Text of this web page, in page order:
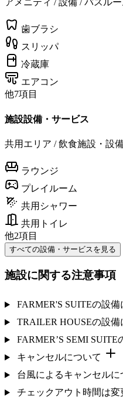
アメニティ / 設備 / バスル
歯ブラシ
スリッパ
冷蔵庫
エアコン
他7項目
施設設備・サービス
共用エリア / 飲食施設・設
ラウンジ
プレイルーム
共用シャワー
共用トイレ
他2項目
すべての設備・サービスを見る
施設に関する注意事項
FARMER'S SUITEの設
TRAILER HOUSEの設備
FARMER’S SEMI
キャンセルについて
台風によるキャンセルに
チェックアウト時間は変